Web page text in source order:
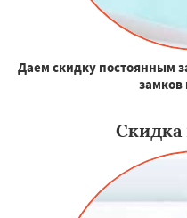
Даем скидку постоянным
замков
Скидка